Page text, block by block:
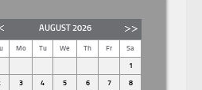
AUGUST2026
Mo Tu We Th Fr Sa
1
3 4 5 6 7 8